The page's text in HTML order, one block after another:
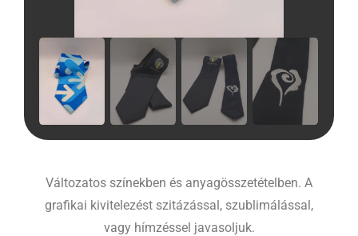
Változatos színekben és anyagösszetételben. A
grafikai kivitelezést szitázással, szublimálással,
vagy hímzéssel javasoljuk.